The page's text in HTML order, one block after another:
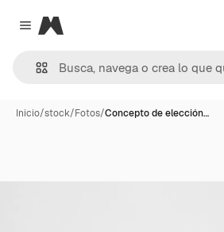
Close menu
Magnific
Inicio/stock/Fotos/Concepto de elección…